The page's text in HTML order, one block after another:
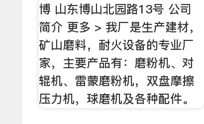
博 山东博山北园路13号 公司
简介 更多 > 我厂是生产建材，
矿山磨料，耐火设备的专业厂
家，主要产品有：磨粉机、对
辊机、雷蒙磨粉机，双盘摩擦
压力机，球磨机及各种配件。